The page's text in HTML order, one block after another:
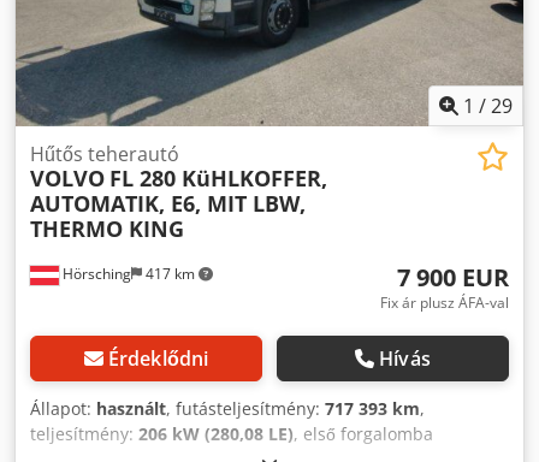
1 /29
Hörsching 417 km
Hűtős teherautó
VOLVO FL 280 KüHLKOFFER,
AUTOMATIK, E6, MIT LBW,
THERMO KING
7 900 EUR
Fix ár plusz ÁFA-val
Érdeklődni Hívás
Állapot: használt, futásteljesítmény: 717 393 km,
teljesítmény: 206 kW (280,08 LE), első forgalomba